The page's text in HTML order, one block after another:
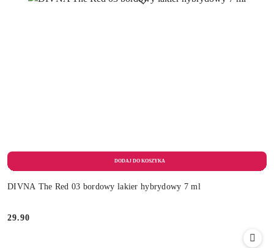
DIVNA The Red 03 bordowy lakier hybrydowy 7 ml
29.90